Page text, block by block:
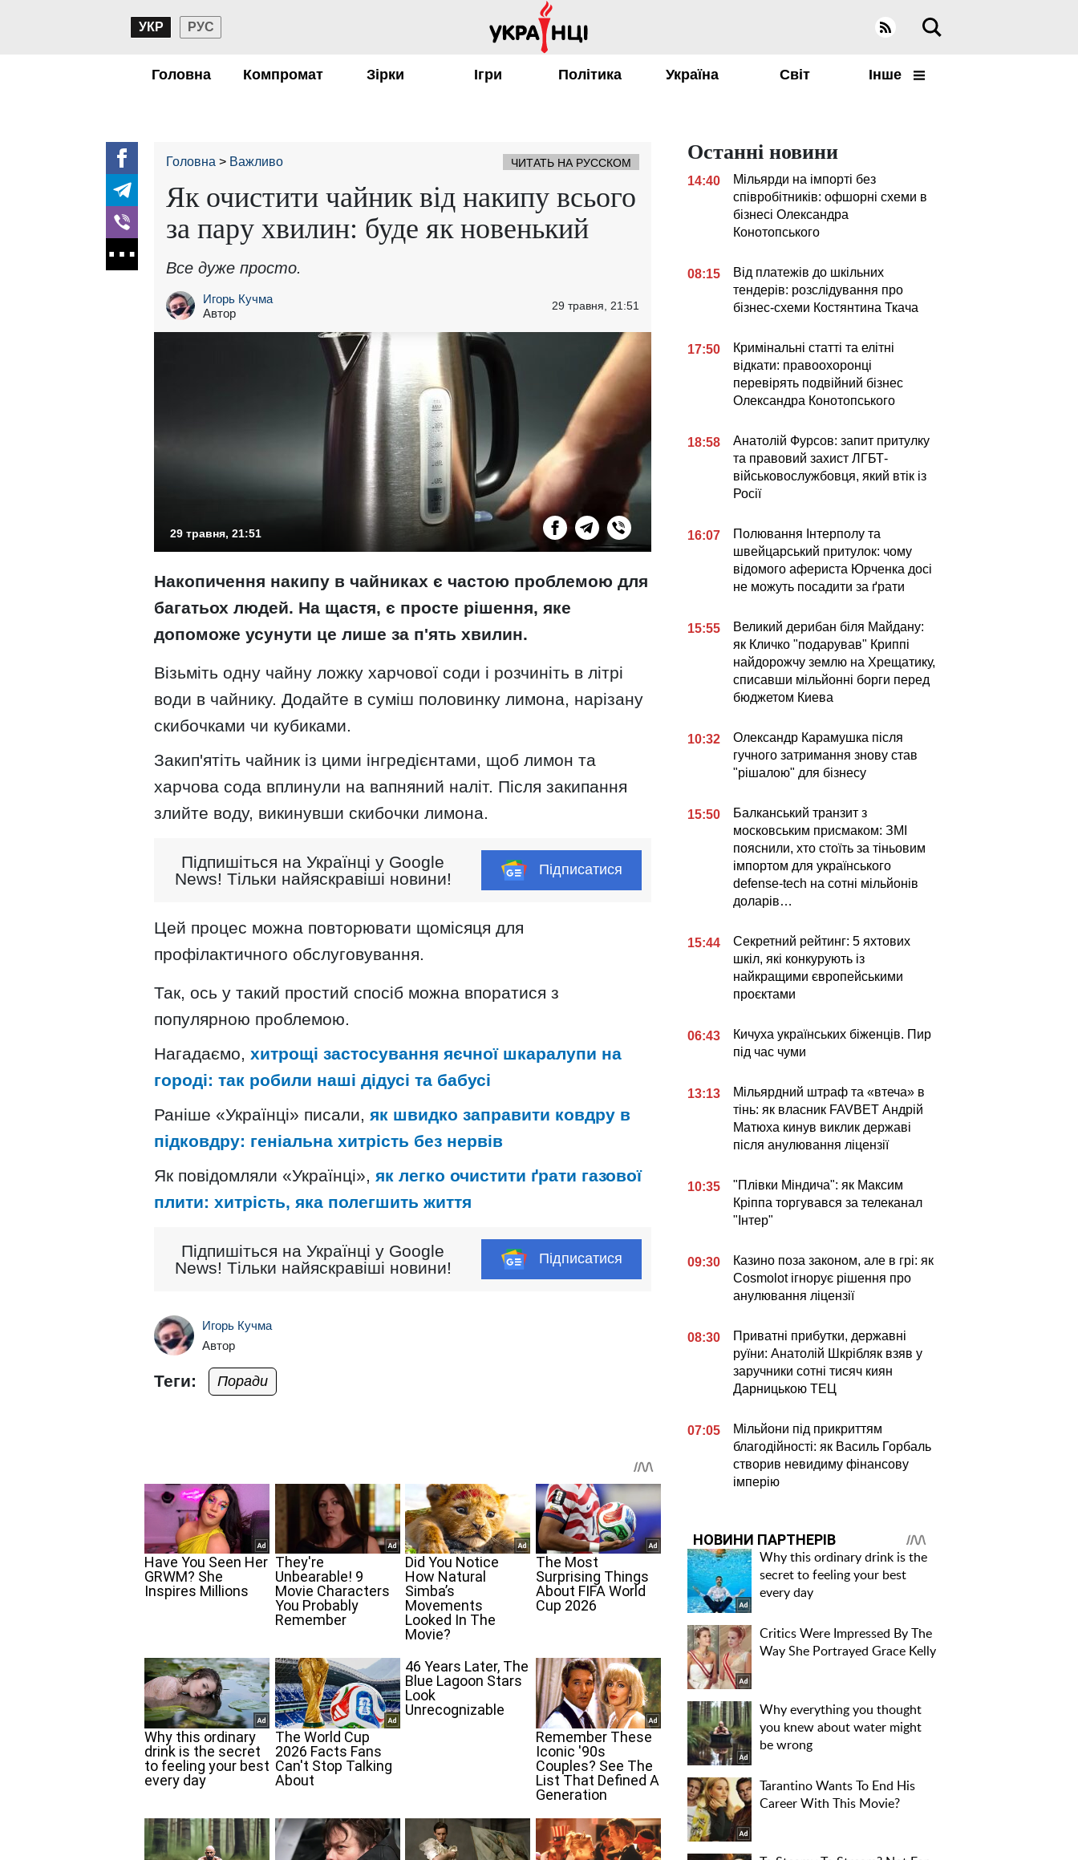
УКР РУС
Головна Компромат Зірки Ігри Політика Україна Світ Інше
Головна Важливо ЧИТАТЬ НА РУССКОМ
Як очистити чайник від накипу всього
за пару хвилин: буде як новенький
Все дуже просто.
Игорь Кучма
Автор
29 травня, 21:51
29 травня, 21:51
Накопичення накипу в чайниках є частою проблемою для
багатьох людей. На щастя, є просте рішення, яке
допоможе усунути це лише за п'ять хвилин.
Візьміть одну чайну ложку харчової соди і розчиніть в літрі
води в чайнику. Додайте в суміш половинку лимона, нарізану
скибочками чи кубиками.
Закип'ятіть чайник із цими інгредієнтами, щоб лимон та
харчова сода вплинули на вапняний наліт. Після закипання
злийте воду, викинувши скибочки лимона.
Підпишіться на Українці у Google
News! Тільки найяскравіші новини!
Підписатися
Цей процес можна повторювати щомісяця для
профілактичного обслуговування.
Так, ось у такий простий спосіб можна впоратися з
популярною проблемою.
Нагадаємо, хитрощі застосування яєчної шкаралупи на
городі: так робили наші дідусі та бабусі
Раніше «Українці» писали, як швидко заправити ковдру в
підковдру: геніальна хитрість без нервів
Як повідомляли «Українці», як легко очистити ґрати газової
плити: хитрість, яка полегшить життя
Підпишіться на Українці у Google
News! Тільки найяскравіші новини!
Підписатися
Игорь Кучма
Автор
Теги: Поради
Останні новини
14:40
Мільярди на імпорті без
співробітників: офшорні схеми в
бізнесі Олександра
Конотопського
08:15
Від платежів до шкільних
тендерів: розслідування про
бізнес-схеми Костянтина Ткача
17:50
Кримінальні статті та елітні
відкати: правоохоронці
перевірять подвійний бізнес
Олександра Конотопського
18:58
Анатолій Фурсов: запит притулку
та правовий захист ЛГБТ-
військовослужбовця, який втік із
Росії
16:07
Полювання Інтерполу та
швейцарський притулок: чому
відомого афериста Юрченка досі
не можуть посадити за ґрати
15:55
Великий дерибан біля Майдану:
як Кличко "подарував" Криппі
найдорожчу землю на Хрещатику,
списавши мільйонні борги перед
бюджетом Киева
10:32
Олександр Карамушка після
гучного затримання знову став
"рішалою" для бізнесу
15:50
Балканський транзит з
московським присмаком: ЗМІ
пояснили, хто стоїть за тіньовим
імпортом для українського
defense-tech на сотні мільйонів
доларів…
15:44
Секретний рейтинг: 5 яхтових
шкіл, які конкурують із
найкращими європейськими
проєктами
06:43
Кичуха українських біженців. Пир
під час чуми
13:13
Мільярдний штраф та «втеча» в
тінь: як власник FAVBET Андрій
Матюха кинув виклик державі
після анулювання ліцензії
10:35
"Плівки Міндича": як Максим
Кріппа торгувався за телеканал
"Інтер"
09:30
Казино поза законом, але в грі: як
Cosmolot ігнорує рішення про
анулювання ліцензії
08:30
Приватні прибутки, державні
руїни: Анатолій Шкрібляк взяв у
заручники сотні тисяч киян
Дарницькою ТЕЦ
07:05
Мільйони під прикриттям
благодійності: як Василь Горбаль
створив невидиму фінансову
імперію